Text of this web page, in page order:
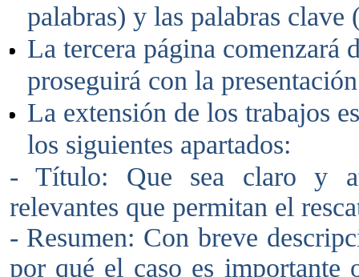
palabras) y las palabras
La tercera página
proseguirá con la
La extensión de los trabajos
los siguientes apartados:
- Título: Que sea claro y
relevantes que permitan el
- Resumen: Con breve
por qué el caso es importante